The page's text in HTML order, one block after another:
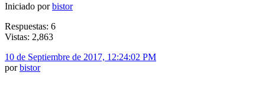
Iniciado porbistor
Respuestas: 6
Vistas: 2,863
10 de Septiembre de 2017, 12:24:02 PM
porbistor